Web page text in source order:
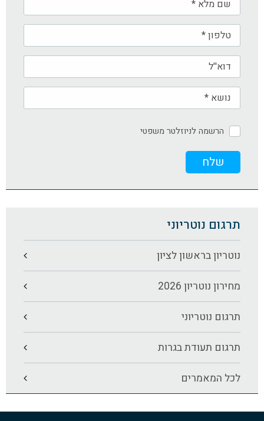
הרשמה לניוזלטר משפטי
תרגום נוטריוני
נוטריון בראשון לציון
מחירון נוטריון 2026
תרגום נוטריוני
תרגום תעודת בגרות
לכל המאמרים